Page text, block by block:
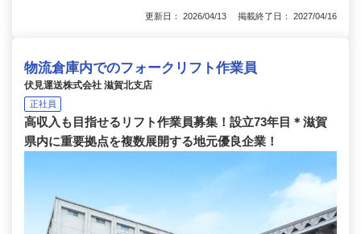
更新日： 2026/04/13 掲載終了日： 2027/04/16
物流倉庫内でのフォークリフト作業員
伏見運送株式会社 滋賀北支店
正社員
高収入も目指せるリフト作業員募集！設立73年目＊滋賀
県内に重要拠点を複数展開する地元優良企業！